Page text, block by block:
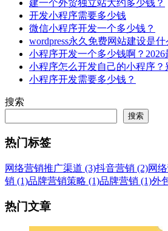
建一个外贸独立站大约多少钱？
开发小程序需要多少钱
微信小程序开发一个多少钱？
wordpress永久免费网站建设是什
小程序开发一个多少钱啊？
小程序怎么开发自己的小程序？
小程序开发需要多少钱？
搜索
搜索
热门标签
网络营销推广渠道 (3)抖音营销 (2)网
销 (1)品牌营销策略 (1)品牌营销 (1)外
热门文章